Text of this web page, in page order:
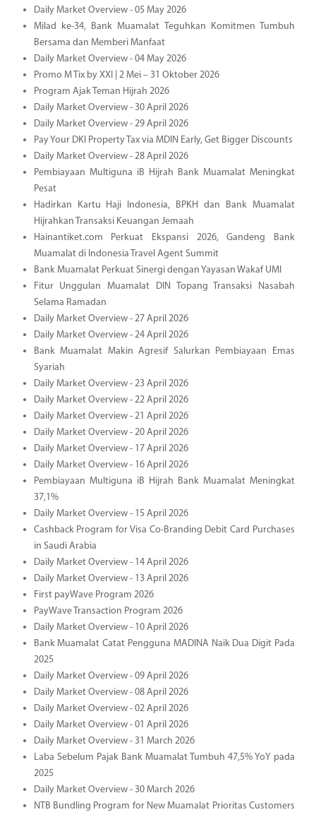
Daily Market Overview - 05 May 2026
Milad ke-34, Bank Muamalat Teguhkan Komitmen Tumbuh
Bersama dan Memberi Manfaat
Daily Market Overview - 04 May 2026
Promo M Tix by XXI | 2 Mei – 31 Oktober 2026
Program Ajak Teman Hijrah 2026
Daily Market Overview - 30 April 2026
Daily Market Overview - 29 April 2026
Pay Your DKI Property Tax via MDIN Early, Get Bigger Discounts
Daily Market Overview - 28 April 2026
Pembiayaan Multiguna iB Hijrah Bank Muamalat Meningkat
Pesat
Hadirkan Kartu Haji Indonesia, BPKH dan Bank Muamalat
Hijrahkan Transaksi Keuangan Jemaah
Hainantiket.com Perkuat Ekspansi 2026, Gandeng Bank
Muamalat di Indonesia Travel Agent Summit
Bank Muamalat Perkuat Sinergi dengan Yayasan Wakaf UMI
Fitur Unggulan Muamalat DIN Topang Transaksi Nasabah
Selama Ramadan
Daily Market Overview - 27 April 2026
Daily Market Overview - 24 April 2026
Bank Muamalat Makin Agresif Salurkan Pembiayaan Emas
Syariah
Daily Market Overview - 23 April 2026
Daily Market Overview - 22 April 2026
Daily Market Overview - 21 April 2026
Daily Market Overview - 20 April 2026
Daily Market Overview - 17 April 2026
Daily Market Overview - 16 April 2026
Pembiayaan Multiguna iB Hijrah Bank Muamalat Meningkat
37,1%
Daily Market Overview - 15 April 2026
Cashback Program for Visa Co-Branding Debit Card Purchases
in Saudi Arabia
Daily Market Overview - 14 April 2026
Daily Market Overview - 13 April 2026
First payWave Program 2026
PayWave Transaction Program 2026
Daily Market Overview - 10 April 2026
Bank Muamalat Catat Pengguna MADINA Naik Dua Digit Pada
2025
Daily Market Overview - 09 April 2026
Daily Market Overview - 08 April 2026
Daily Market Overview - 02 April 2026
Daily Market Overview - 01 April 2026
Daily Market Overview - 31 March 2026
Laba Sebelum Pajak Bank Muamalat Tumbuh 47,5% YoY pada
2025
Daily Market Overview - 30 March 2026
NTB Bundling Program for New Muamalat Prioritas Customers